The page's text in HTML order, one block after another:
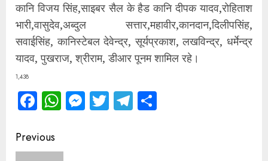
कानि विजय सिंह,साइबर सैल के हैड कानि दीपक यादव,रोहिताश
भारी,वासुदेव,अब्दुल सत्तार,महावीर,कानदान,दिलीपसिंह,
सवाईसिंह, कानिस्टेबल देवेन्द्र, सूर्यप्रकाश, लखविन्द्र, धर्मेन्द्र
यादव, पुखराज, श्रीराम, डीआर पूनम शामिल रहे।
1,438
Facebook
WhatsApp
Messenger
TwitterTelegram
Continue
Previous